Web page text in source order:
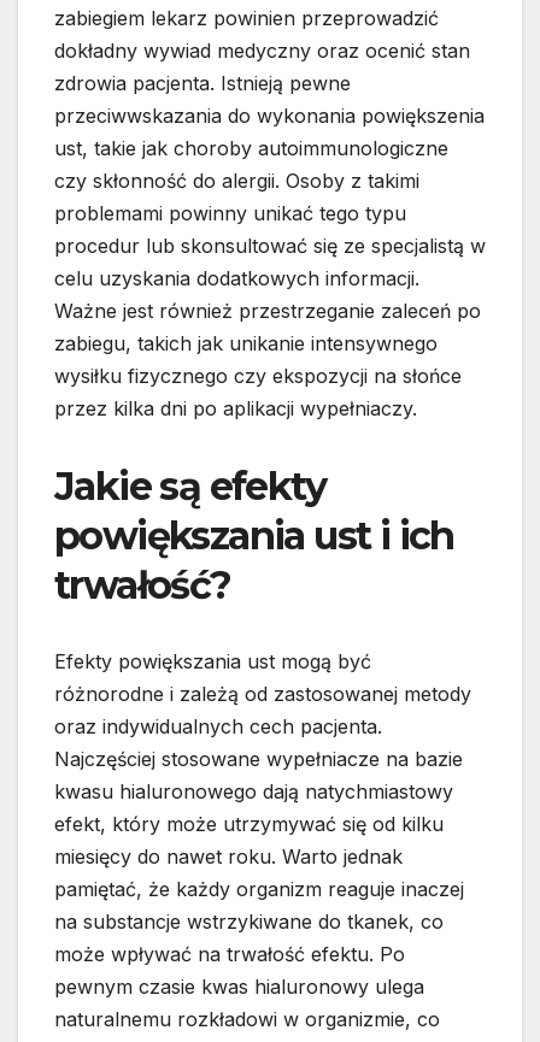
zabiegiem lekarz powinien przeprowadzić
dokładny wywiad medyczny oraz ocenić stan
zdrowia pacjenta. Istnieją pewne
przeciwwskazania do wykonania powiększenia
ust, takie jak choroby autoimmunologiczne
czy skłonność do alergii. Osoby z takimi
problemami powinny unikać tego typu
procedur lub skonsultować się ze specjalistą w
celu uzyskania dodatkowych informacji.
Ważne jest również przestrzeganie zaleceń po
zabiegu, takich jak unikanie intensywnego
wysiłku fizycznego czy ekspozycji na słońce
przez kilka dni po aplikacji wypełniaczy.
Jakie są efekty
powiększania ust i ich
trwałość?
Efekty powiększania ust mogą być
różnorodne i zależą od zastosowanej metody
oraz indywidualnych cech pacjenta.
Najczęściej stosowane wypełniacze na bazie
kwasu hialuronowego dają natychmiastowy
efekt, który może utrzymywać się od kilku
miesięcy do nawet roku. Warto jednak
pamiętać, że każdy organizm reaguje inaczej
na substancje wstrzykiwane do tkanek, co
może wpływać na trwałość efektu. Po
pewnym czasie kwas hialuronowy ulega
naturalnemu rozkładowi w organizmie, co